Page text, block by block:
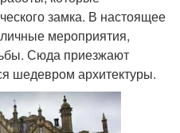
замка. В настоящее
мероприятия,
Сюда приезжают
шедевром архитектуры.